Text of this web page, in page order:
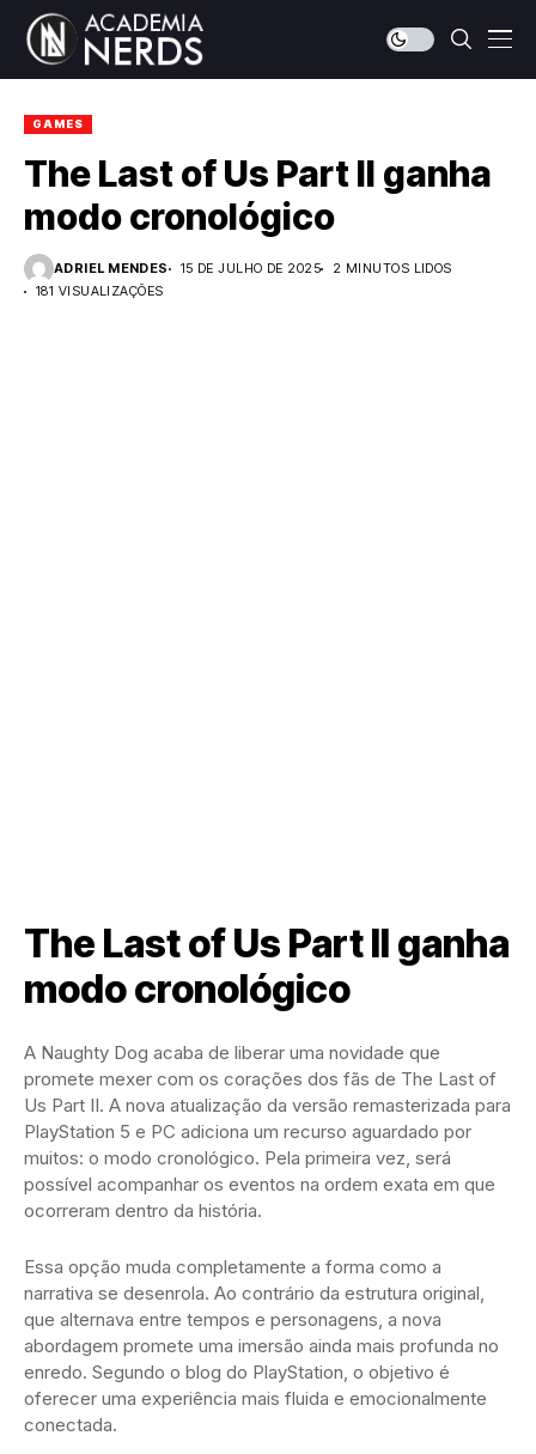
GAMES
The Last of Us Part II ganha
modo cronológico
ADRIEL MENDES 15 DE JULHO DE 2025
2 MINUTOS LIDOS
181 VISUALIZAÇÕES
The Last of Us Part II ganha
modo cronológico
A Naughty Dog acaba de liberar uma novidade que
promete mexer com os corações dos fãs de The Last of
Us Part II. A nova atualização da versão remasterizada para
PlayStation 5 e PC adiciona um recurso aguardado por
muitos: o modo cronológico. Pela primeira vez, será
possível acompanhar os eventos na ordem exata em que
ocorreram dentro da história.
Essa opção muda completamente a forma como a
narrativa se desenrola. Ao contrário da estrutura original,
que alternava entre tempos e personagens, a nova
abordagem promete uma imersão ainda mais profunda no
enredo. Segundo o blog do PlayStation, o objetivo é
oferecer uma experiência mais fluida e emocionalmente
conectada.